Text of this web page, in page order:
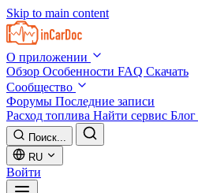
Skip to main content
О приложении
Обзор Особенности FAQ Скачать
Сообщество
Форумы Последние записи
Расход топлива Найти сервис Блог
Поиск...
RU
Войти